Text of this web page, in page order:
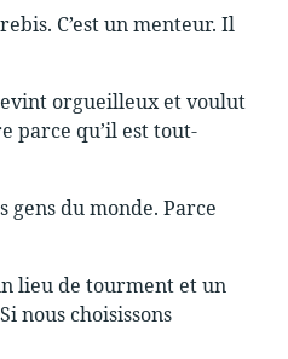
C’est un menteur. Il
orgueilleux et voulut
parce qu’il est tout-
du monde. Parce
lieu de tourment et un
nous choisissons